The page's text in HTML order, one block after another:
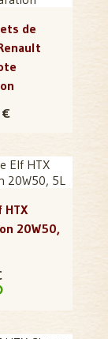
de
HTX
20W50,